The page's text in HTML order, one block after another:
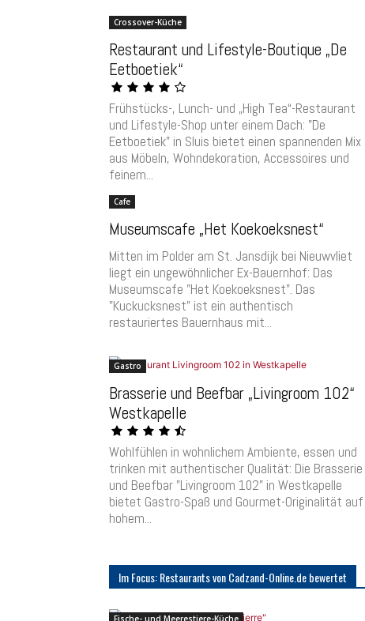
Crossover-Küche
Restaurant und Lifestyle-Boutique „De
Eetboetiek“
Frühstücks-, Lunch- und „High Tea“-Restaurant
und Lifestyle-Shop unter einem Dach: "De
Eetboetiek" in Sluis bietet einen spannenden Mix
aus Möbeln, Wohndekoration, Accessoires und
feinem...
Cafe
Museumscafe „Het Koekoeksnest“
Mitten im Polder am St. Jansdijk bei Nieuwvliet
liegt ein ungewöhnlicher Ex-Bauernhof: Das
Museumscafe "Het Koekoeksnest". Das
"Kuckucksnest" ist ein authentisch
restauriertes Bauernhaus mit...
Gastro
Brasserie und Beefbar „Livingroom 102“
Westkapelle
Wohlfühlen in wohnlichem Ambiente, essen und
trinken mit authentischer Qualität: Die Brasserie
und Beefbar "Livingroom 102" in Westkapelle
bietet Gastro-Spaß und Gourmet-Originalität auf
hohem...
Im Focus: Restaurants von Cadzand-Online.de bewertet
Fische- und Meerestiere-Küche